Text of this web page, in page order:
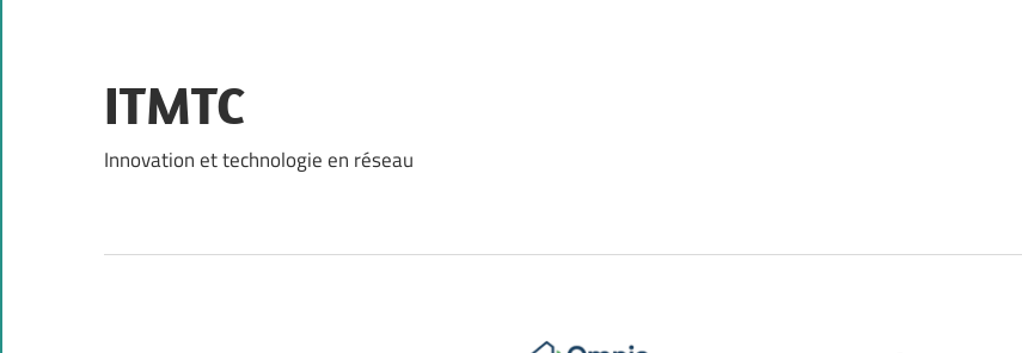
content
ITMTC
Innovation et technologie en réseau